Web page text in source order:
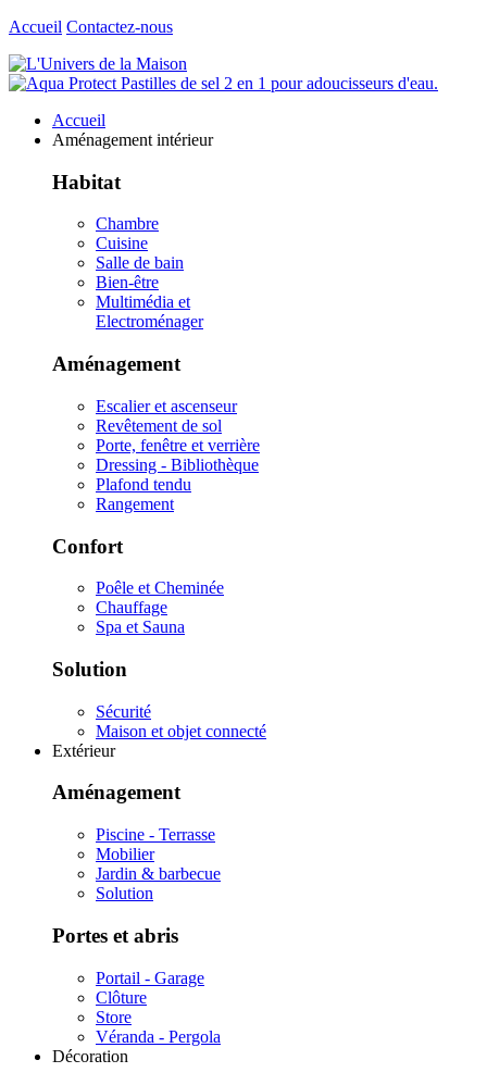
Accueil Contactez-nous
Accueil
Aménagement intérieur
Habitat
Chambre
Cuisine
Salle de bain
Bien-être
Multimédia et
Electroménager
Aménagement
Escalier et ascenseur
Revêtement de sol
Porte, fenêtre et verrière
Dressing - Bibliothèque
Plafond tendu
Rangement
Confort
Poêle et Cheminée
Chauffage
Spa et Sauna
Solution
Sécurité
Maison et objet connecté
Extérieur
Aménagement
Piscine - Terrasse
Mobilier
Jardin & barbecue
Solution
Portes et abris
Portail - Garage
Clôture
Store
Véranda - Pergola
Décoration